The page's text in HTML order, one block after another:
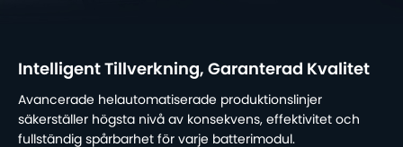
Intelligent Tillverkning, Garanterad Kvalitet
Avancerade helautomatiserade produktionslinjer
säkerställer högsta nivå av konsekvens, effektivitet och
fullständig spårbarhet för varje batterimodul.